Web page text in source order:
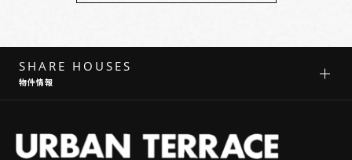
SHARE HOUSES
物件情報